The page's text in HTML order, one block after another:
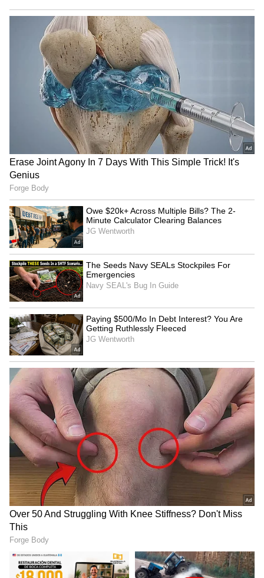
சென்னையை பொறுத்தவரை:
அடுத்த 48 மணி நேரத்தகுற்கு வானம்‌
ஓரளவு மேகமூட்டத்துடன்‌ காணப்படும்‌.
நகரின்‌ சில இடங்களில்‌ இடி மின்னலுடன்‌
கூடிய லேசான / மிதமான மழை
பெய்யக்கூடும்‌. அதிகபட்ச வெப்பநிலை 38
டிகிரி செல்சியஸ்‌ மற்றும்‌ குறைந்தபட்ச
வெப்பநிலை 29 டிகிரி செல்‌சியஸை ஒட்டி
இருக்கக்கூடும்‌.
மீனவர்களுக்கான எச்சரிக்கை :
வெற்றி!